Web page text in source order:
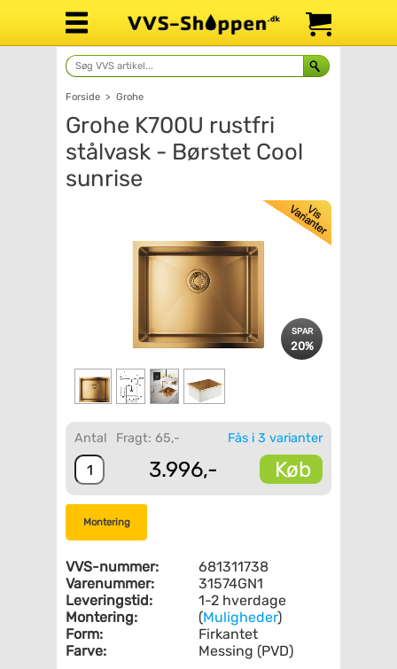
Forside > Grohe
Grohe K700U rustfri
stålvask - Børstet Cool
sunrise
SPAR
20%
Fås i 3 varianter
Antal Fragt: 65,-
3.996,- Køb
Montering
VVS-nummer:
681311738
Varenummer:
31574GN1
Leveringstid:
1-2 hverdage
Montering:
(Muligheder)
Form:
Firkantet
Farve:
Messing (PVD)